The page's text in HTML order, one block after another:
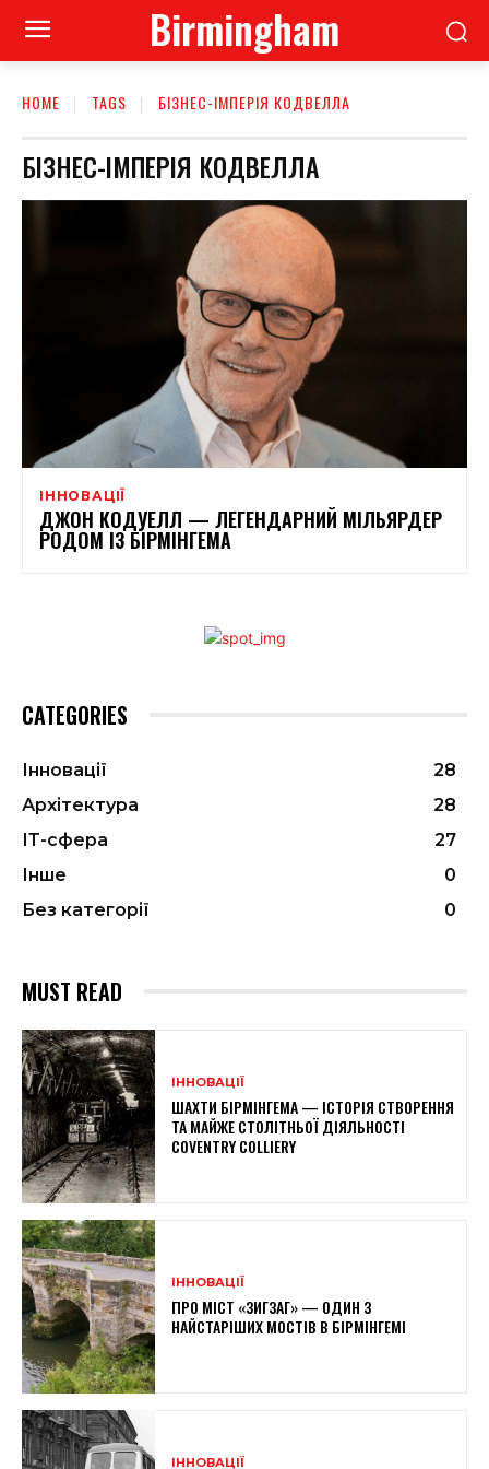
Birmingham
HOME TAGS БІЗНЕС-ІМПЕРІЯ КОДВЕЛЛА
БІЗНЕС-ІМПЕРІЯ КОДВЕЛЛА
ІННОВАЦІЇ
ДЖОН КОДУЕЛЛ — ЛЕГЕНДАРНИЙ МІЛЬЯРДЕР
РОДОМ ІЗ БІРМІНГЕМА
CATEGORIES
Інновації
28
Архітектура
28
ІТ-сфера
27
Інше
0
Без категорії
0
MUST READ
ІННОВАЦІЇ
ШАХТИ БІРМІНГЕМА — ІСТОРІЯ СТВОРЕННЯ
ТА МАЙЖЕ СТОЛІТНЬОЇ ДІЯЛЬНОСТІ
COVENTRY COLLIERY
ІННОВАЦІЇ
ПРО МІСТ «ЗИГЗАГ» — ОДИН З
НАЙСТАРІШИХ МОСТІВ В БІРМІНГЕМІ
ІННОВАЦІЇ